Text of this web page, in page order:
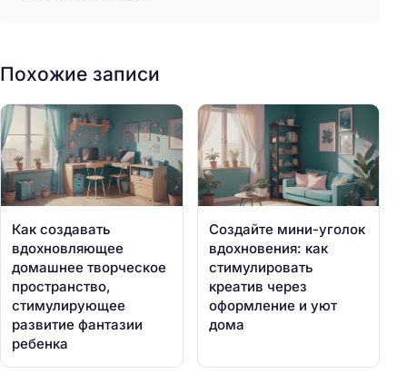
Похожие записи
Как создавать
вдохновляющее
домашнее творческое
пространство,
стимулирующее
развитие фантазии
ребенка
Создайте мини-уголок
вдохновения: как
стимулировать
креатив через
оформление и уют
дома